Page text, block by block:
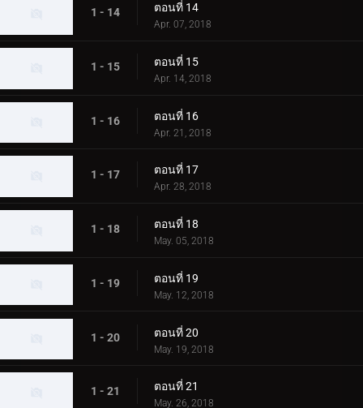
1 - 14 ตอนที่ 14
Apr. 07, 2018
1 - 15 ตอนที่ 15
Apr. 14, 2018
1 - 16 ตอนที่ 16
Apr. 21, 2018
1 - 17 ตอนที่ 17
Apr. 28, 2018
1 - 18 ตอนที่ 18
May. 05, 2018
1 - 19 ตอนที่ 19
May. 12, 2018
1 - 20 ตอนที่ 20
May. 19, 2018
1 - 21 ตอนที่ 21
May. 26, 2018